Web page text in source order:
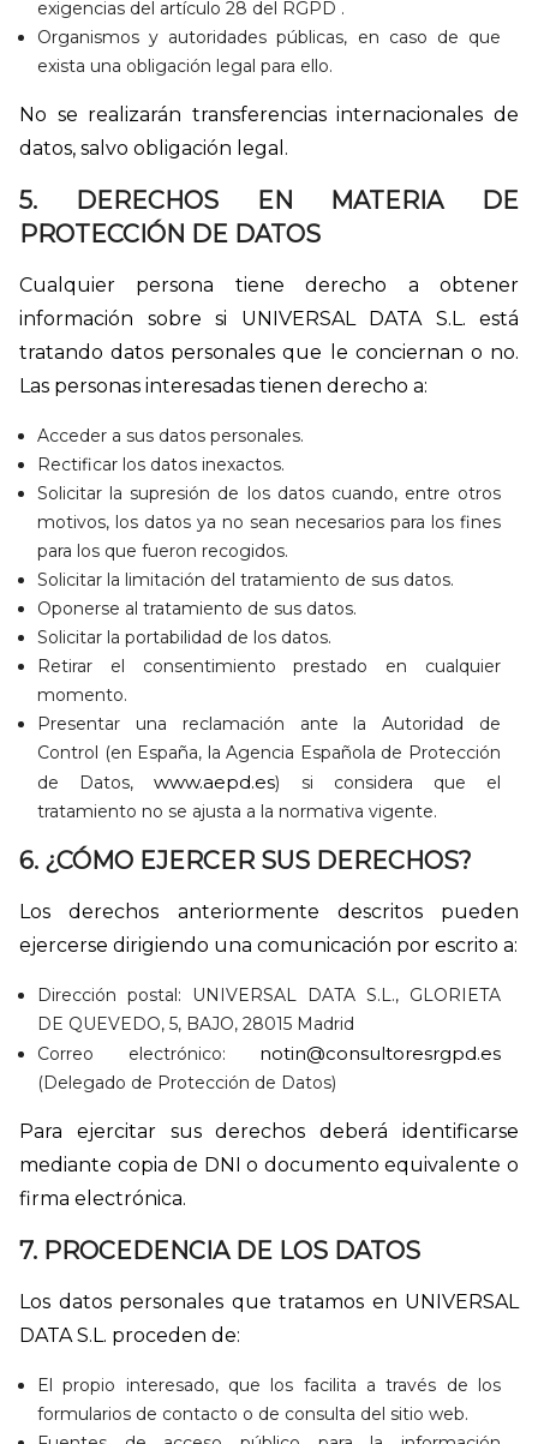
exigencias del artículo 28 del RGPD .
Organismos y autoridades públicas, en caso de que
exista una obligación legal para ello.
No se realizarán transferencias internacionales de
datos, salvo obligación legal.
5. DERECHOS EN MATERIA DE
PROTECCIÓN DE DATOS
Cualquier persona tiene derecho a obtener
información sobre si UNIVERSAL DATA S.L. está
tratando datos personales que le conciernan o no.
Las personas interesadas tienen derecho a:
Acceder a sus datos personales.
Rectificar los datos inexactos.
Solicitar la supresión de los datos cuando, entre otros
motivos, los datos ya no sean necesarios para los fines
para los que fueron recogidos.
Solicitar la limitación del tratamiento de sus datos.
Oponerse al tratamiento de sus datos.
Solicitar la portabilidad de los datos.
Retirar el consentimiento prestado en cualquier
momento.
Presentar una reclamación ante la Autoridad de
Control (en España, la Agencia Española de Protección
de Datos,www.aepd.es) si considera que el
tratamiento no se ajusta a la normativa vigente.
6. ¿CÓMO EJERCER SUS DERECHOS?
Los derechos anteriormente descritos pueden
ejercerse dirigiendo una comunicación por escrito a:
Dirección postal: UNIVERSAL DATA S.L., GLORIETA
DE QUEVEDO, 5, BAJO, 28015 Madrid
Correo electrónico: notin@consultoresrgpd.es
(Delegado de Protección de Datos)
Para ejercitar sus derechos deberá identificarse
mediante copia de DNI o documento equivalente o
firma electrónica.
7. PROCEDENCIA DE LOS DATOS
Los datos personales que tratamos en UNIVERSAL
DATA S.L. proceden de:
El propio interesado, que los facilita a través de los
formularios de contacto o de consulta del sitio web.